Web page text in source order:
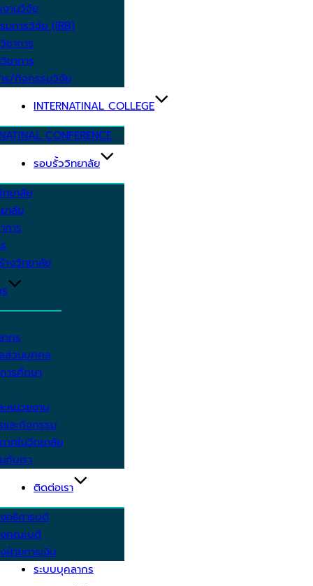
งานวิจัย
มการวิจัย (IRB)
ชาการ
ชาการ
ร/กิจกรรมวิจัย
INTERNATINAL COLLEGE
CONFERENCE
รอบรั้ววิทยาลัย
ทยาลัย
าลัย
การ
างวิทยาลัย
กร
ส่วนบุคคล
ารศึกษา
หน่วยงาน
และกิจกรรม
าศในวิทยาลัย
กับเรา
ติดต่อเรา
อธิการบดี
คณะบดี
ฝ่ายการเงิน
ระบบบุคลากร